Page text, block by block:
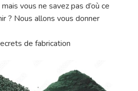
vous ne savez pas d’où ce
? Nous allons vous donner
de fabrication